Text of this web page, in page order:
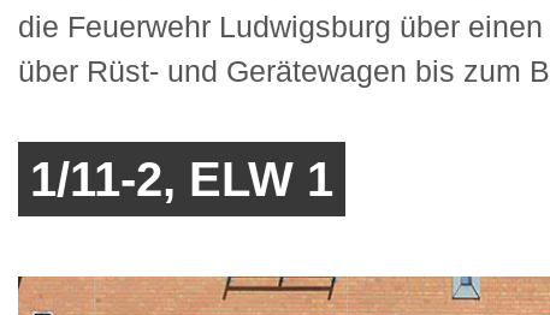
die Feuerwehr Ludwigsburg über
über Rüst- und Gerätewagen bis zum
1/11-2, ELW 1